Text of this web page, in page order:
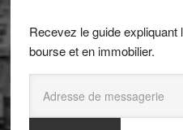
Recevez le guide
bourse et en immobilier.